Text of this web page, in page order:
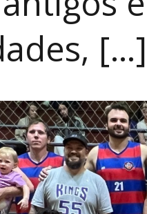
[…]